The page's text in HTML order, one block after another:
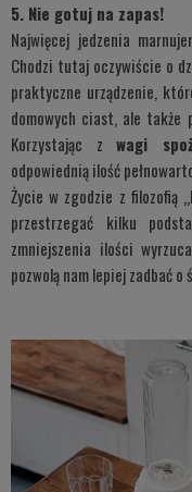
5. Nie gotuj na zapas!
Najwięcej jedzenia
Chodzi tutaj oczywiście o
praktyczne urządzenie,
domowych ciast, ale także
Korzystając zwagi
odpowiednią ilość
Życie w zgodzie z filozofią
przestrzegać kilku
zmniejszenia ilości
pozwolą nam lepiej zadbać